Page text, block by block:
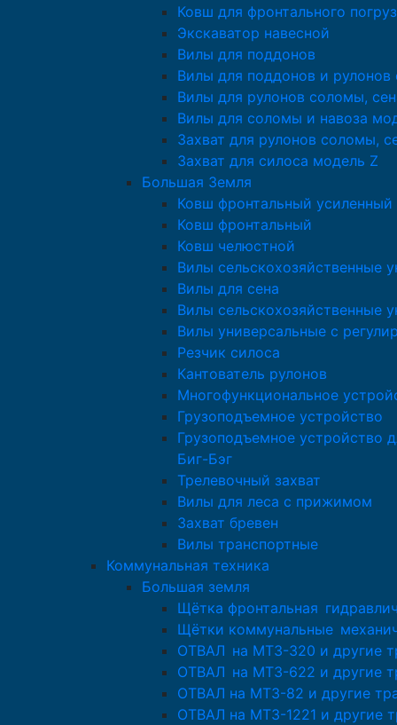
Ковш для фронтального
Экскаватор навесной
Вилы для поддонов
Вилы для поддонов и рулонов
Вилы для рулонов соломы,
Вилы для соломы и навоза
Захват для рулонов соломы,
Захват для силоса модель Z
Большая Земля
Ковш фронтальный усиленный
Ковш фронтальный
Ковш челюстной
Вилы сельскохозяйственные
Вилы для сена
Вилы сельскохозяйственные
Вилы универсальные с
Резчик силоса
Кантователь рулонов
Многофункциональное
Грузоподъемное устройство
Грузоподъемное устройство
Биг-Бэг
Трелевочный захват
Вилы для леса с прижимом
Захват бревен
Вилы транспортные
Коммунальная техника
Большая земля
Щётка фронтальная
Щётки коммунальные
ОТВАЛ на МТЗ-320 и другие
ОТВАЛ на МТЗ-622 и другие
ОТВАЛ на МТЗ-82 и другие
ОТВАЛ на МТЗ-1221 и другие